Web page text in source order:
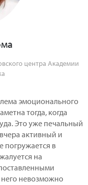
центра Академии
эмоционального
тогда, когда
Это уже печальный
активный и
погружается в
на
него невозможно